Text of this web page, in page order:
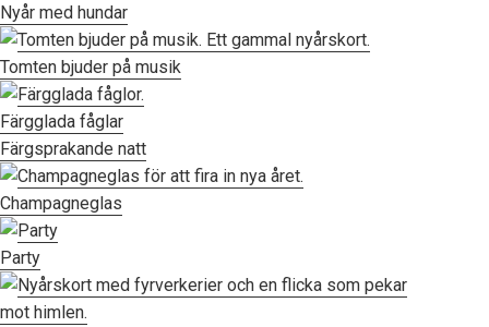
Nyår med hundar
Tomten bjuder på musik
Färgglada fåglar
Färgsprakande natt
Champagneglas
Party